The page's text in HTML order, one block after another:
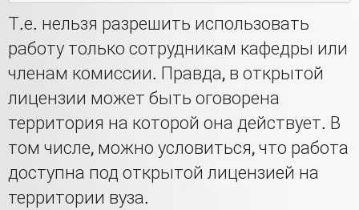
Т.е. нельзя разрешить использовать
работу только сотрудникам кафедры или
членам комиссии. Правда, в открытой
лицензии может быть оговорена
территория на которой она действует. В
том числе, можно условиться, что работа
доступна под открытой лицензией на
территории вуза.